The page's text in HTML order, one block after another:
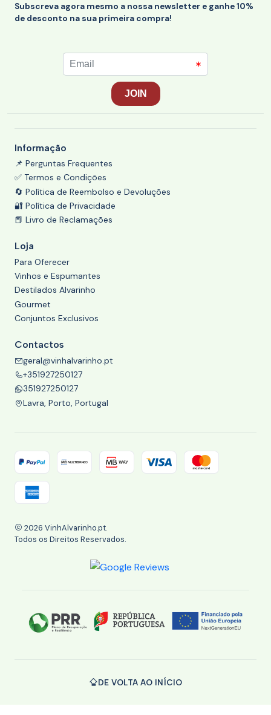
Subscreva agora mesmo a nossa newsletter e ganhe 10%
de desconto na sua primeira compra!
Informação
📌 Perguntas Frequentes
✅ Termos e Condições
🔄 Política de Reembolso e Devoluções
🔐 Política de Privacidade
📕 Livro de Reclamações
Loja
Para Oferecer
Vinhos e Espumantes
Destilados Alvarinho
Gourmet
Conjuntos Exclusivos
Contactos
geral@vinhalvarinho.pt
+351927250127
351927250127
Lavra, Porto, Portugal
2026 VinhAlvarinho.pt.
Todos os Direitos Reservados.
DE VOLTA AO INÍCIO